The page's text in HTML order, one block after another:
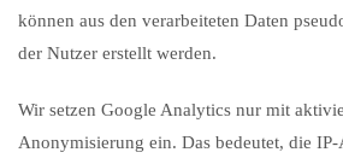
können aus den verarbeiteten Daten
der Nutzer erstellt werden.
Wir setzen Google Analytics nur mit
Anonymisierung ein. Das bedeutet, die